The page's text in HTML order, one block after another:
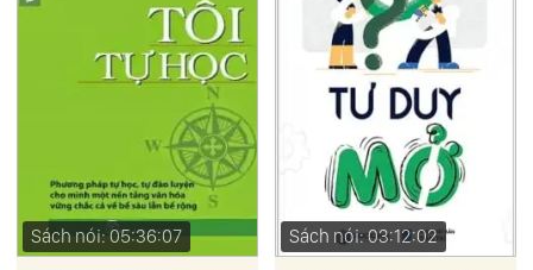
Sách nói: 05:36:07 Sách nói: 03:12:02